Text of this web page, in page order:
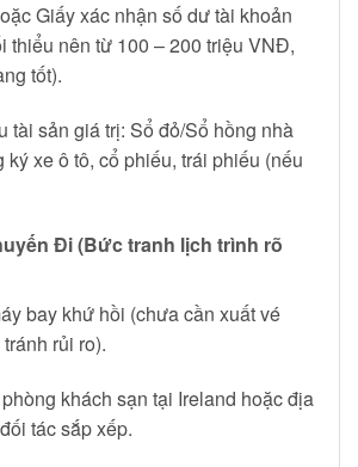
Giấy xác nhận số dư tài khoản
thiểu nên từ 100 – 200 triệu VNĐ,
tốt).
tài sản giá trị: Sổ đỏ/Sổ hồng nhà
ký xe ô tô, cổ phiếu, trái phiếu (nếu
Đi (Bức tranh lịch trình rõ
bay khứ hồi (chưa cần xuất vé
rủi ro).
khách sạn tại Ireland hoặc địa
tác sắp xếp.